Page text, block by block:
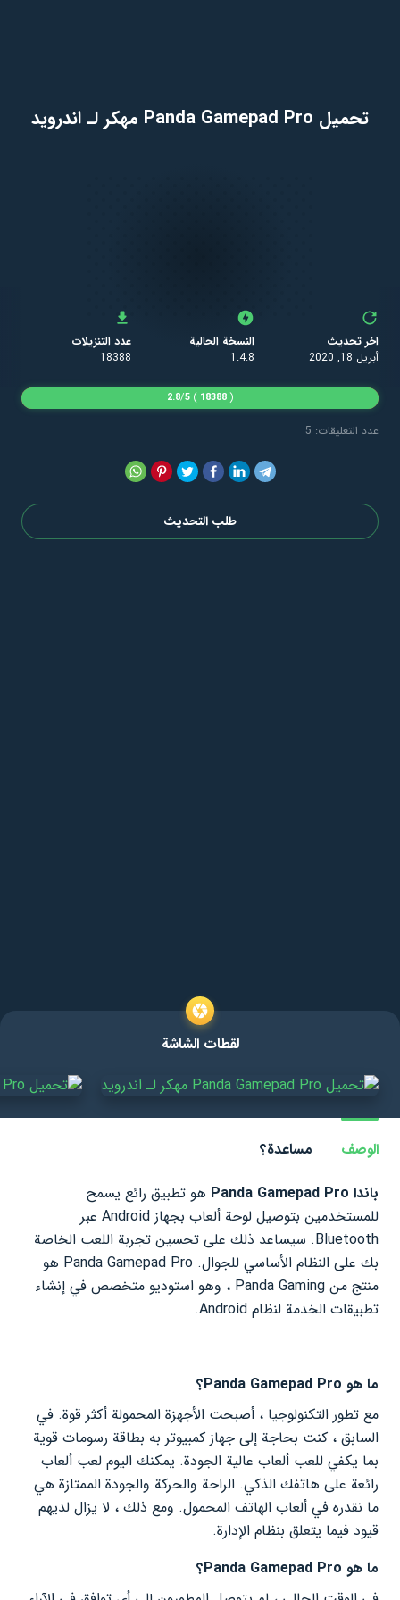
تحميل Panda Gamepad Pro مهكر لـ اندرويد
اخر تحديث
أبريل 18, 2020
النسخة الحالية
1.4.8
عدد التنزيلات
18388
عدد التعليقات: 5
(
18388
)
2.8/5
طلب التحديث
لقطات الشاشة
الوصف
مساعدة؟
باندا Panda Gamepad Pro
هو تطبيق رائع يسمح
للمستخدمين بتوصيل لوحة ألعاب بجهاز Android عبر
Bluetooth. سيساعد ذلك على تحسين تجربة اللعب الخاصة
بك على النظام الأساسي للجوال. Panda Gamepad Pro هو
منتج من Panda Gaming ، وهو استوديو متخصص في إنشاء
تطبيقات الخدمة لنظام Android.
ما هو Panda Gamepad Pro؟
مع تطور التكنولوجيا ، أصبحت الأجهزة المحمولة أكثر قوة. في
السابق ، كنت بحاجة إلى جهاز كمبيوتر به بطاقة رسومات قوية
بما يكفي للعب ألعاب عالية الجودة. يمكنك اليوم لعب ألعاب
رائعة على هاتفك الذكي. الراحة والحركة والجودة الممتازة هي
ما نقدره في ألعاب الهاتف المحمول. ومع ذلك ، لا يزال لديهم
قيود فيما يتعلق بنظام الإدارة.
ما هو Panda Gamepad Pro؟